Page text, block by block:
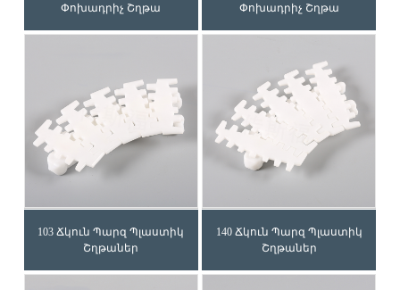
Փոխադրիչ Շղթա
Փոխադրիչ Շղթա
103 Ճկուն Պարզ Պլաստիկ
Շղթաներ
140 Ճկուն Պարզ Պլաստիկ
Շղթաներ